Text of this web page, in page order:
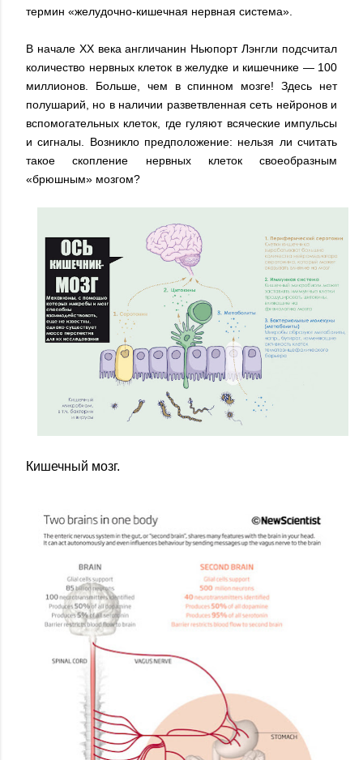
термин «желудочно-кишечная нервная система».
В начале ХХ века англичанин Ньюпорт Лэнгли подсчитал
количество нервных клеток в желудке и кишечнике — 100
миллионов. Больше, чем в спинном мозге! Здесь нет
полушарий, но в наличии разветвленная сеть нейронов и
вспомогательных клеток, где гуляют всяческие импульсы
и сигналы. Возникло предположение: нельзя ли считать
такое скопление нервных клеток своеобразным
«брюшным» мозгом?
Кишечный мозг.